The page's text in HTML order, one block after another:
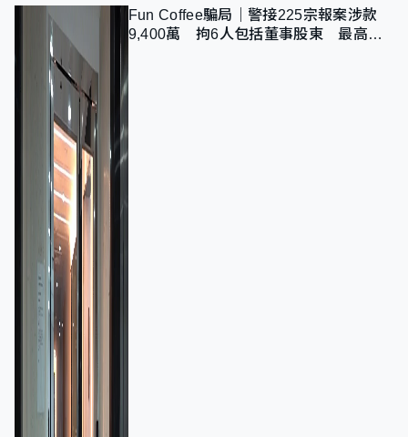
Fun Coffee騙局｜警接225宗報案涉款
9,400萬 拘6人包括董事股東 最高金